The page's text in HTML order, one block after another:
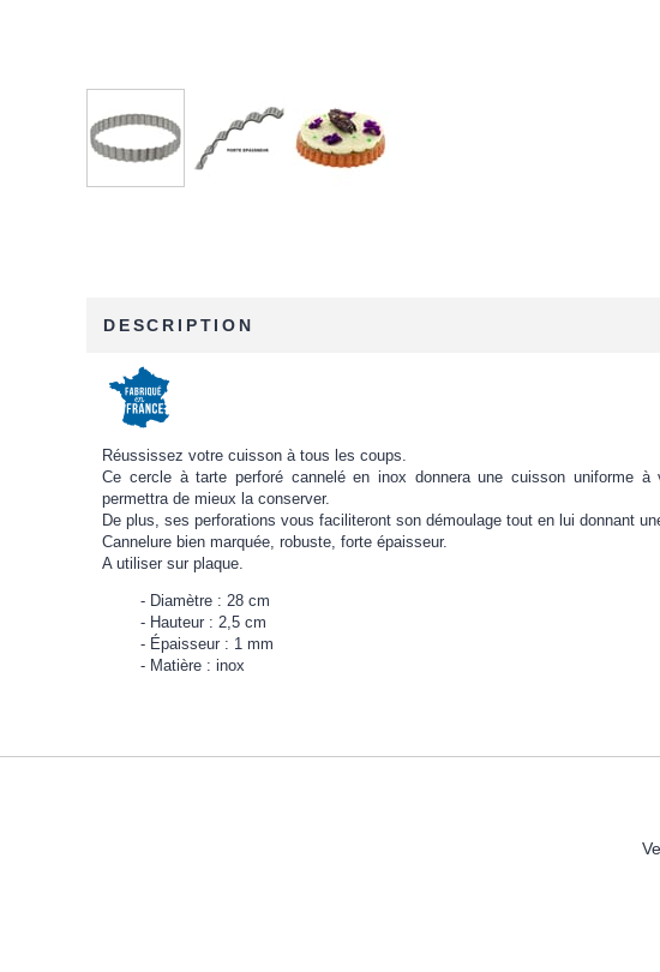
DESCRIPTION
Réussissez votre cuisson à tous les coups.
Ce cercle à tarte perforé cannelé en inox donnera une cuisson uniforme à
permettra de mieux la conserver.
De plus, ses perforations vous faciliteront son démoulage tout en lui donnant
Cannelure bien marquée, robuste, forte épaisseur.
A utiliser sur plaque.
Diamètre : 28 cm
Hauteur : 2,5 cm
Épaisseur : 1 mm
Matière : inox